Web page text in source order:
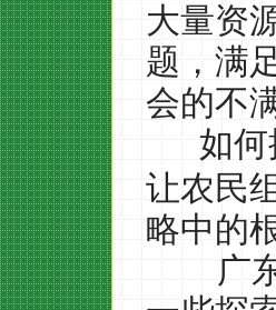
大量资
题，满
会的不
如
让农民
略中的
广